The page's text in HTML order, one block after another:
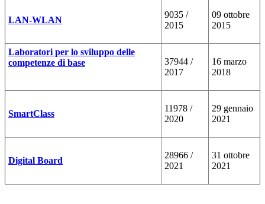
LAN-WLAN
9035 /
2015
09 ottobre
2015
Laboratori per lo sviluppo delle
competenze di base
37944 /
2017
16 marzo
2018
SmartClass
11978 /
2020
29 gennaio
2021
Digital Board
28966 /
2021
31 ottobre
2021